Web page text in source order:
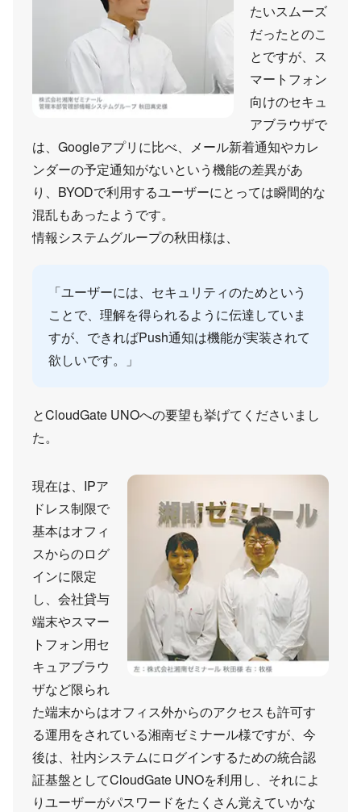
たいスムーズ
だったとのこ
とですが、ス
マートフォン
向けのセキュ
アブラウザで
は、Googleアプリに比べ、メール新着通知やカレ
ンダーの予定通知がないという機能の差異があ
り、BYODで利用するユーザーにとっては瞬間的な
混乱もあったようです。
情報システムグループの秋田様は、
「ユーザーには、セキュリティのためという
ことで、理解を得られるように伝達していま
すが、できればPush通知は機能が実装されて
欲しいです。」
とCloudGate UNOへの要望も挙げてくださいまし
た。
現在は、IPア
ドレス制限で
基本はオフィ
スからのログ
インに限定
し、会社貸与
端末やスマー
トフォン用セ
キュアブラウ
ザなど限られ
た端末からはオフィス外からのアクセスも許可す
る運用をされている湘南ゼミナール様ですが、今
後は、社内システムにログインするための統合認
証基盤としてCloudGate UNOを利用し、それによ
りユーザーがパスワードをたくさん覚えていかな